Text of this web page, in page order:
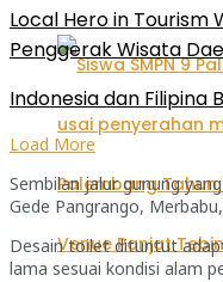
Local Hero in Tourism
Penggerak Wisata
Indonesia dan Filipina
Load More
Sembilan jalur gunung
Gede Pangrango,
Desain toilet dituntut
lama sesuai kondisi alam